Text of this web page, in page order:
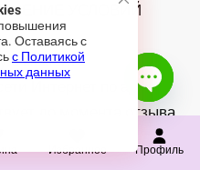
Избранное Профиль
УСЛОВИЙ
с момента
Интернет по адресу
до момента отзыва
Open
Оставаясь с
с Политикой
данных